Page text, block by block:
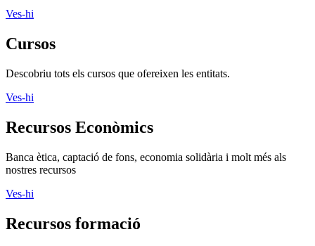
Ves-hi
Cursos
Descobriu tots els cursos que ofereixen les entitats.
Ves-hi
Recursos Econòmics
Banca ètica, captació de fons, economia solidària i molt més als
nostres recursos
Ves-hi
Recursos formació